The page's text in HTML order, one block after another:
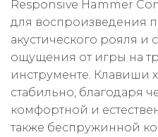
Responsive Hammer
для воспроизведения
акустического рояля и
ощущения от игры на
инструменте. Клавиши
стабильно, благодаря
комфортной и
также беспружинной